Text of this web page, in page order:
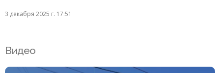
3 декабря 2025 г. 17:51
Видео